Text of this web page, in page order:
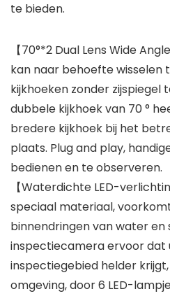
te bieden.
【70°*2 Dual Lens Wide
kan naar behoefte wisselen
kijkhoeken zonder zijspiegel
dubbele kijkhoek van 70 °
bredere kijkhoek bij het
plaats. Plug and play,
bedienen en te observeren.
【Waterdichte LED-
speciaal materiaal,
binnendringen van water en
inspectiecamera ervoor dat
inspectiegebied helder
omgeving, door 6 LED-